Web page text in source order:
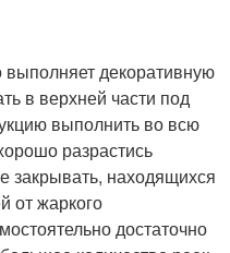
декоративную
в верхней части под
выполнить во всю
разрастись
закрывать, находящихся
от жаркого
достаточно